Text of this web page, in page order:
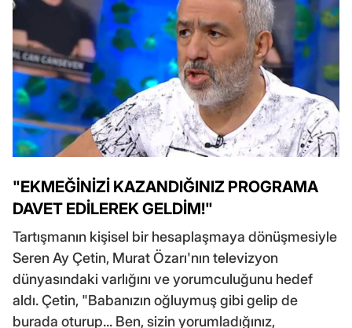
"EKMEĞİNİZİ KAZANDIĞINIZ PROGRAMA
DAVET EDİLEREK GELDİM!"
Tartışmanın kişisel bir hesaplaşmaya dönüşmesiyle
Seren Ay Çetin, Murat Özarı'nın televizyon
dünyasındaki varlığını ve yorumculuğunu hedef
aldı. Çetin, "Babanızın oğluymuş gibi gelip de
burada oturup... Ben, sizin yorumladığınız,